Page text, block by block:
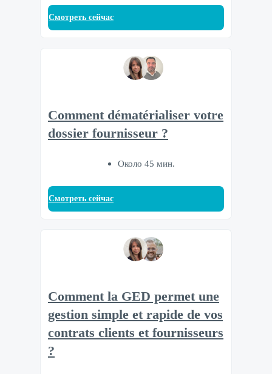
Смотреть сейчас
Comment dématérialiser votre
dossier fournisseur ?
Около 45 мин.
Смотреть сейчас
Comment la GED permet une
gestion simple et rapide de vos
contrats clients et fournisseurs
?